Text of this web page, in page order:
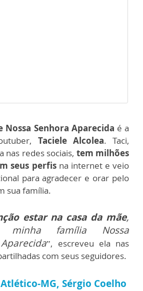
Nossa Senhora Aparecida é a
Taciele Alcolea. Taci,
nas redes sociais, tem milhões
seus perfisna internet e veio
para agradecer e orar pelo
sua família.
estar na casa da mãe,
minha família Nossa
”, escreveu ela nas
com seus seguidores.
MG, Sérgio Coelho